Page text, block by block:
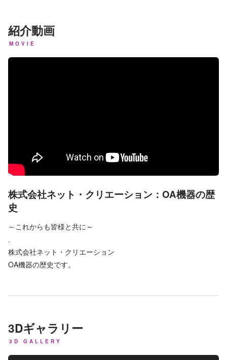
紹介動画
MOVIE
株式会社ネット・クリエーション：OA機器の歴
史
～これからも皆様と共に～
.
株式会社ネット・クリエーション
OA機器の歴史です。
3Dギャラリー
3D GALLERY